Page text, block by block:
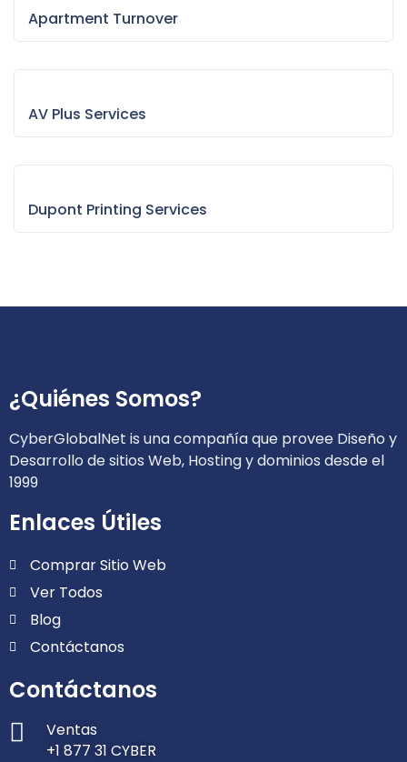
Apartment Turnover
AV Plus Services
Dupont Printing Services
¿Quiénes Somos?
CyberGlobalNet is una compañía que provee Diseño y
Desarrollo de sitios Web, Hosting y dominios desde el
1999
Enlaces Útiles
Comprar Sitio Web
Ver Todos
Blog
Contáctanos
Contáctanos
Ventas
+1 877 31 CYBER